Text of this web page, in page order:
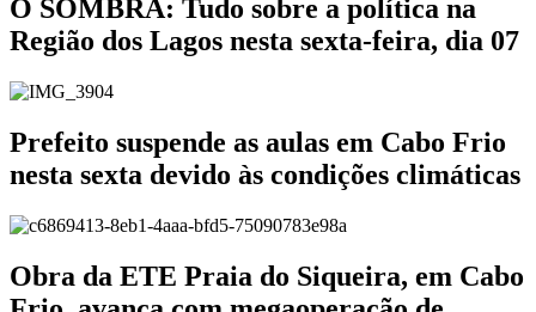
O SOMBRA: Tudo sobre a política na
Região dos Lagos nesta sexta-feira, dia 07
Prefeito suspende as aulas em Cabo Frio
nesta sexta devido às condições climáticas
Obra da ETE Praia do Siqueira, em Cabo